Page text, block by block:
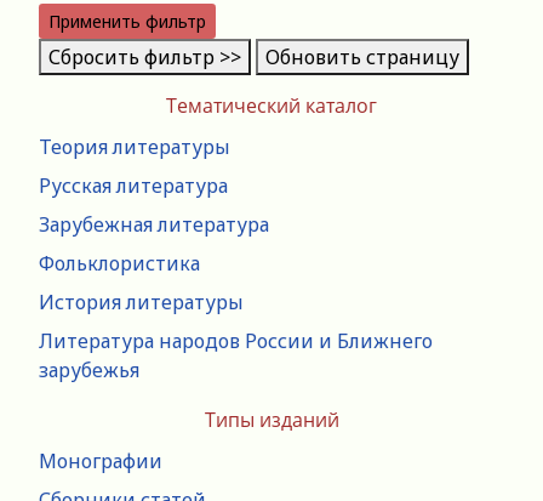
Тематический каталог
Теория литературы
Русская литература
Зарубежная литература
Фольклористика
История литературы
Литература народов России и Ближнего
зарубежья
Типы изданий
Монографии
Применить фильтр
Сбросить фильтр >> Обновить страницу